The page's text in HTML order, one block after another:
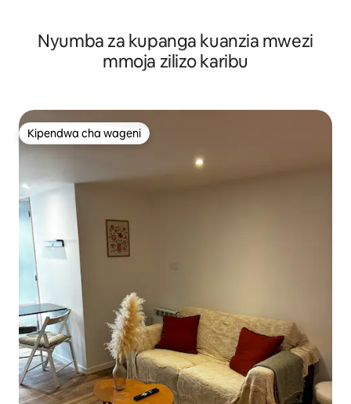
Nyumba za kupanga kuanzia mwezi
mmoja zilizo karibu
Kipendwa cha wageni
Kipendwa cha wageni